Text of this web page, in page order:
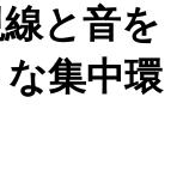
と音を
集中環